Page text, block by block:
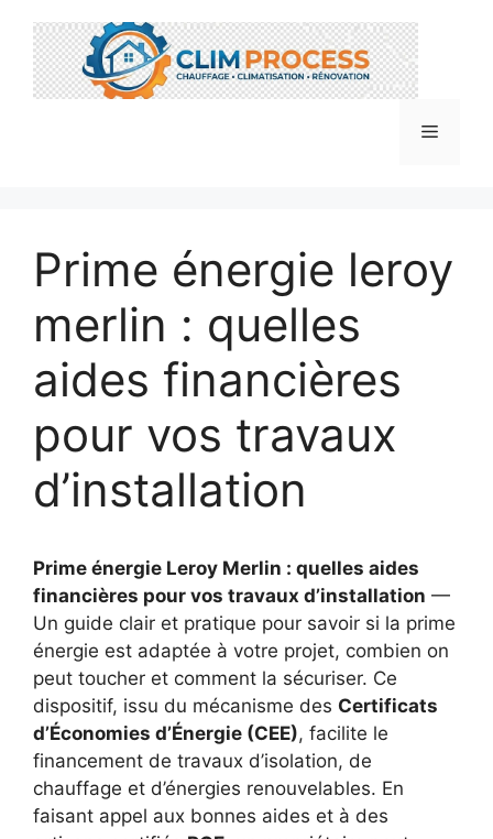
contenu
Menu
Prime énergie leroy
merlin : quelles
aides financières
pour vos travaux
d’installation
Prime énergie Leroy Merlin : quelles aides
financières pour vos travaux d’installation —
Un guide clair et pratique pour savoir si la prime
énergie est adaptée à votre projet, combien on
peut toucher et comment la sécuriser. Ce
dispositif, issu du mécanisme des Certificats
d’Économies d’Énergie (CEE), facilite le
financement de travaux d’isolation, de
chauffage et d’énergies renouvelables. En
faisant appel aux bonnes aides et à des